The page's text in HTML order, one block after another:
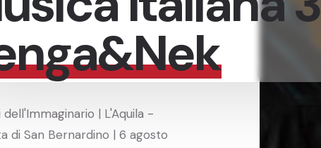
| L'Aquila -
di San Bernardino | 6 agosto